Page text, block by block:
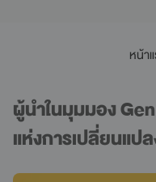
หน้า
ผู้นำในมุมมอง
แห่งการเปลี่ยนแปล